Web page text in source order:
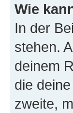
Wie
In der
stehen.
deinem
die
zweite,